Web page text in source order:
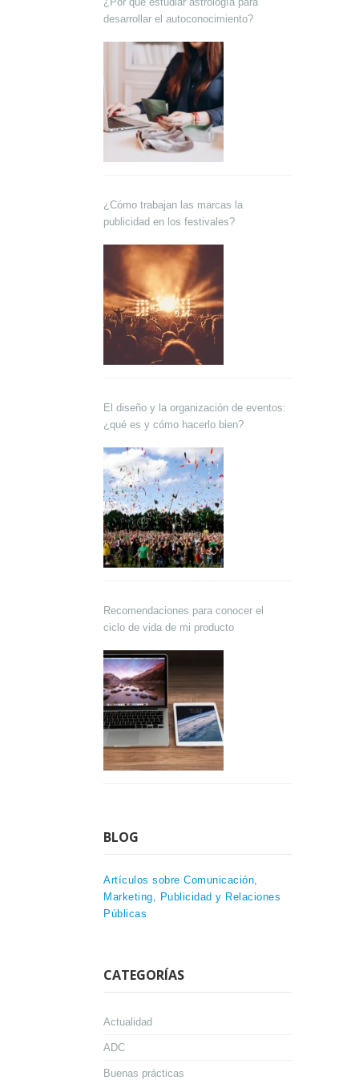
desarrollar el autoconocimiento?
¿Cómo trabajan las marcas la
publicidad en los festivales?
El diseño y la organización de eventos:
¿qué es y cómo hacerlo bien?
Recomendaciones para conocer el
ciclo de vida de mi producto
BLOG
Artículos sobre Comunicación,
Marketing, Publicidad y Relaciones
Públicas
CATEGORÍAS
Actualidad
ADC
Buenas prácticas